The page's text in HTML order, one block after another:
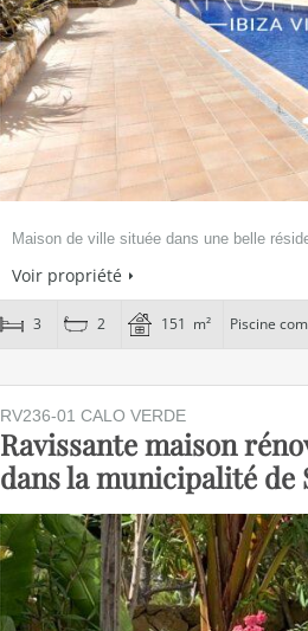
Maison de ville située dans une belle
Voir propriété
3 2 151 m² Piscine
RV236-01 CALO VERDE
Ravissante maison
dans la municipalité de